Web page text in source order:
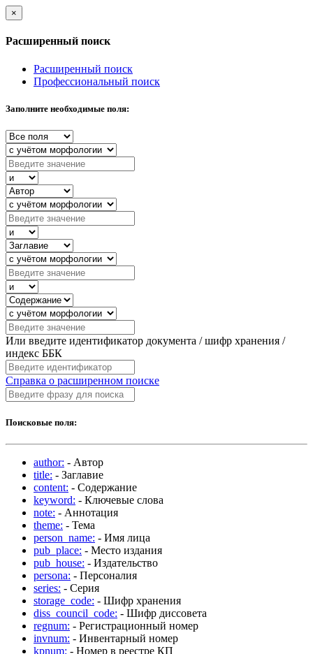
×
Расширенный поиск
Расширенный поиск
Профессиональный поиск
Заполните необходимые поля:
Или введите идентификатор документа / шифр хранения /
индекс ББК
Справка о расширенном поиске
Поисковые поля:
author: - Автор
title: - Заглавие
content: - Содержание
keyword: - Ключевые слова
note: - Аннотация
theme: - Тема
person_name: - Имя лица
pub_place: - Место издания
pub_house: - Издательство
persona: - Персоналия
series: - Серия
storage_code: - Шифр хранения
diss_council_code: - Шифр диссовета
regnum: - Регистрационный номер
invnum: - Инвентарный номер
kpnum: - Номер в реестре КП